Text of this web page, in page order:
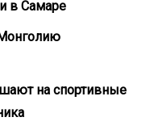
в Самаре
на спортивные